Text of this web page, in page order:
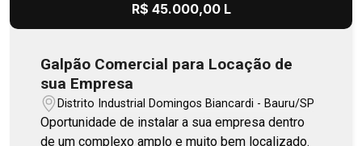
R$ 45.000,00 L
Galpão Comercial para Locação de
sua Empresa
Distrito Industrial Domingos Biancardi - Bauru/SP
Oportunidade de instalar a sua empresa dentro
de um complexo amplo e muito bem localizado.